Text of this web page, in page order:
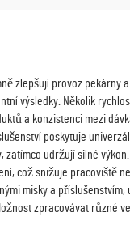
zlepšují provoz
výsledky. Několik
a konzistenci mezi
poskytuje
udržují silné
což snižuje pracoviště
misky a
zpracovávat